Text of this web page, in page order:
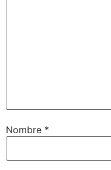
Nombre *